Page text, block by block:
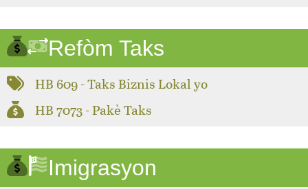
Refòm Taks
HB 609 - Taks Biznis Lokal yo
HB 7073 - Pakè Taks
Imigrasyon